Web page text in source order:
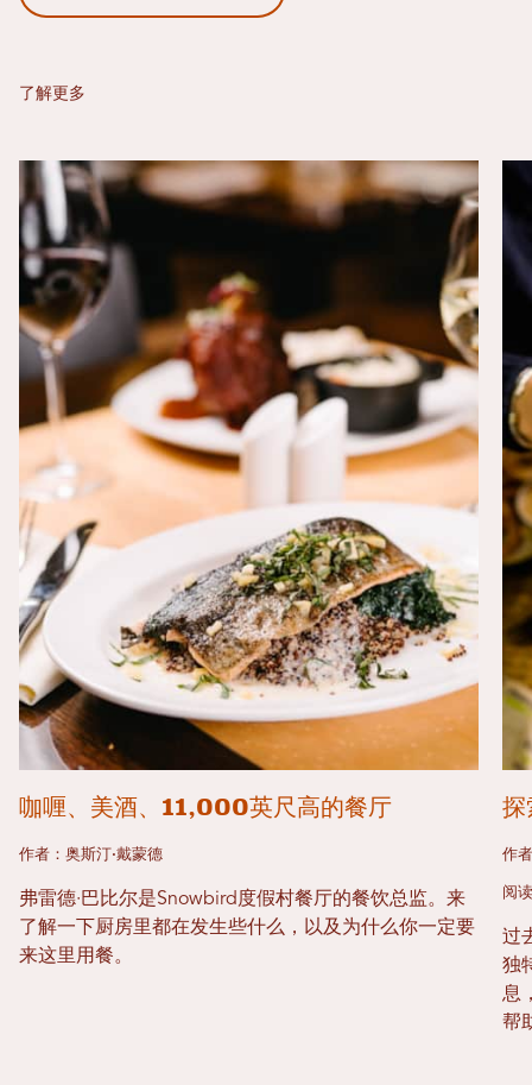
了解更多
咖喱、美酒、11,000英尺高的餐厅
作者：奥斯汀·戴蒙德
弗雷德·巴比尔是Snowbird度假村餐厅的餐饮总监。来
了解一下厨房里都在发生些什么，以及为什么你一定要
来这里用餐。
作
阅
过
独
息
帮